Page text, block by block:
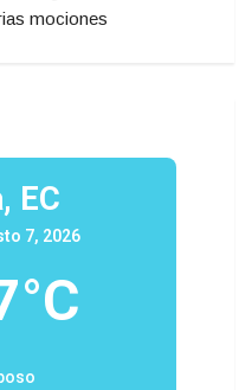
mociones
EC
7, 2026